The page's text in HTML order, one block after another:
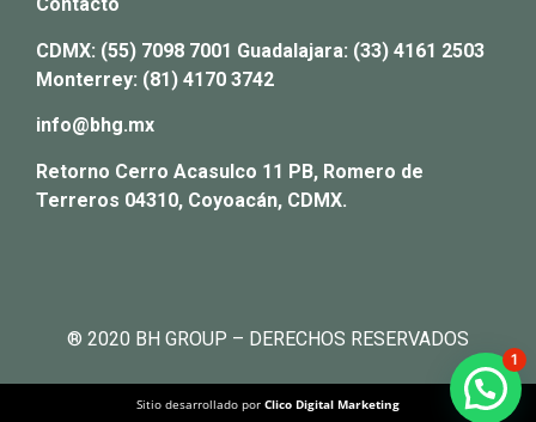
Contacto
CDMX: (55) 7098 7001 Guadalajara: (33) 4161 2503
Monterrey: (81) 4170 3742
info@bhg.mx
Retorno Cerro Acasulco 11 PB, Romero de
Terreros 04310, Coyoacán, CDMX.
® 2020 BH GROUP – DERECHOS RESERVADOS
1
¿Necesitas ayuda?
Sitio desarrollado por Clico Digital Marketing